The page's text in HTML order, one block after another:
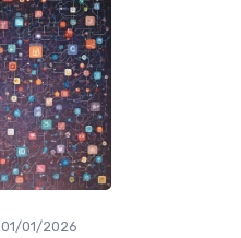
01/01/2026